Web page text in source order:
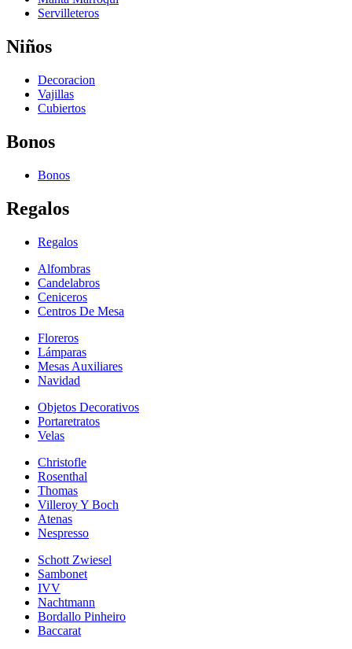
Servilleteros
Niños
Decoracion
Vajillas
Cubiertos
Bonos
Bonos
Regalos
Regalos
Alfombras
Candelabros
Ceniceros
Centros De Mesa
Floreros
Lámparas
Mesas Auxiliares
Navidad
Objetos Decorativos
Portaretratos
Velas
Christofle
Rosenthal
Thomas
Villeroy Y Boch
Atenas
Nespresso
Schott Zwiesel
Sambonet
IVV
Nachtmann
Bordallo Pinheiro
Baccarat